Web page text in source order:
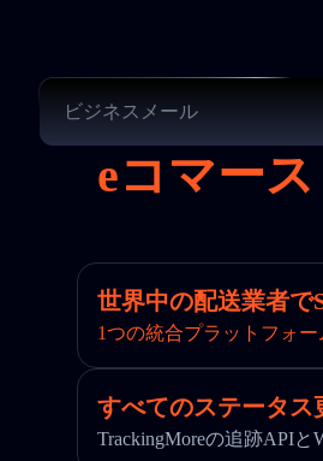
eコマー
世界中の配送業者で
1つの統合プラットフォ
すべてのステータス
TrackingMoreの追跡API